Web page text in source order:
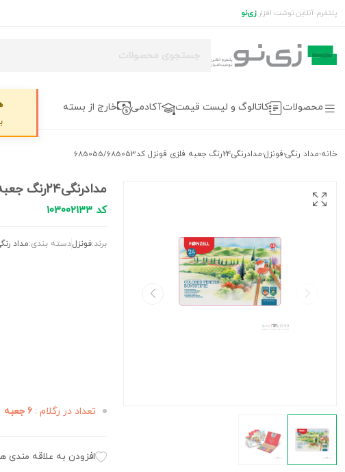
پلتفرم آنلاین نوشت افزارزی‌نو
محصولات کاتالوگ و لیست قیمت آکادمی خارج از بسته
خانه›مداد رنگی›فونزل›مدادرنگی24رنگ جعبه فلزی فونزل کد685055/685053
مدادرنگی24رنگ جعبه فلزی فونزل کد685055/685053
کد 103002133
برند:فونزلدسته بندی:مداد
تعداد در رگلام : 6 جعبه
افزودن به علاقه مندی